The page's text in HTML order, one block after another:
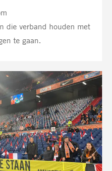
die verband houden met
te gaan.